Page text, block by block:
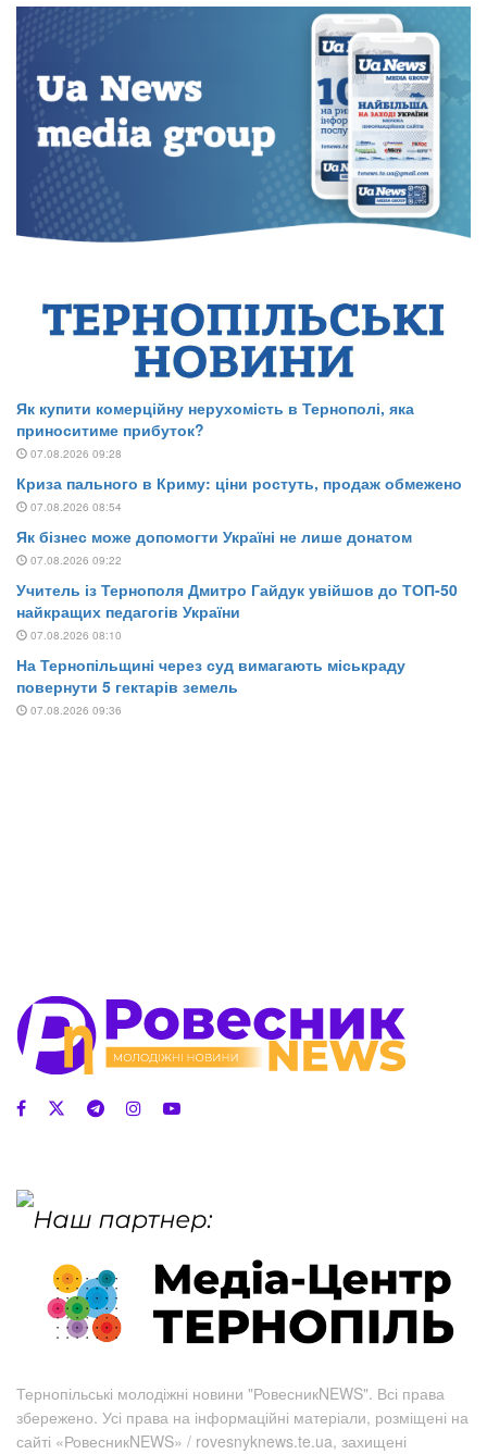
Тернопільські молодіжні новини "РовесникNEWS". Всі права
збережено. Усі права на інформаційні матеріали, розміщені на
сайті «РовесникNEWS» / rovesnyknews.te.ua, захищені